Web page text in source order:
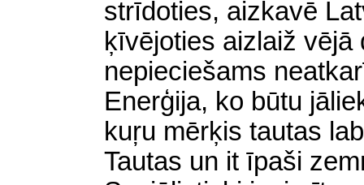
strīdoties, aizkavē
ķīvējoties aizlaiž vējā
nepieciešams
Enerģija, ko būtu
kuŗu mērķis tautas
Tautas un it īpaši